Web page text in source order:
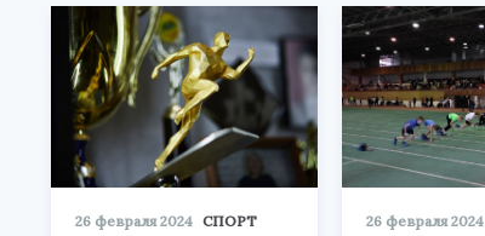
26 февраля 2024 СПОРТ 26 февраля 2024